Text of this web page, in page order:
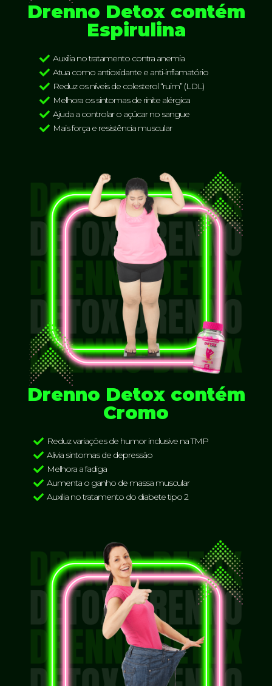
Drenno Detox contém
Espirulina
Auxilia no tratamento contra anemia
Atua como antioxidante e anti-inflamatório
Reduz os níveis de colesterol “ruim” (LDL)
Melhora os sintomas de rinite alérgica
Ajuda a controlar o açúcar no sangue
Mais força e resistência muscular
Drenno Detox contém
Cromo
Reduz variações de humor inclusive na TMP
Alivia sintomas de depressão
Melhora a fadiga
Aumenta o ganho de massa muscular
Auxilia no tratamento do diabete tipo 2